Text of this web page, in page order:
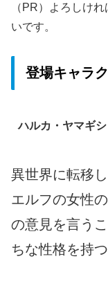
（PR）よろしけ
いです。
登場キャラ
ハルカ・ヤマギシ
異世界に転移
エルフの女性
の意見を言う
ちな性格を持つ